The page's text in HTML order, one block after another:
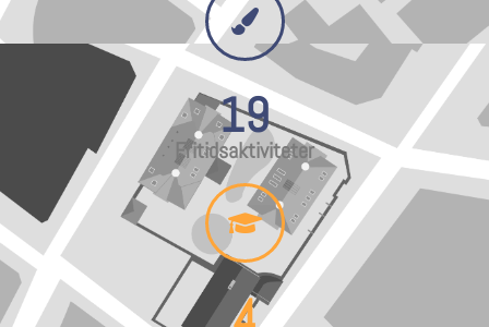
Fritidsaktiviteter
19